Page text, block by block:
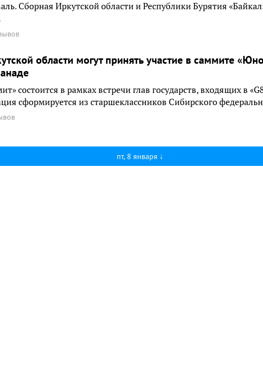
Сборная Иркутской области и Республики Бурятия
области могут принять участие в саммите
состоится в рамках встречи глав государств, входящих в
сформируется из старшеклассников Сибирского
пт, 8 января